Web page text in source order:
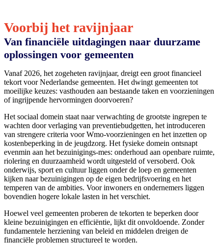
Voorbij het ravijnjaar
Van financiële uitdagingen naar duurzame
oplossingen voor gemeenten
Vanaf 2026, het zogeheten ravijnjaar, dreigt een groot financieel
tekort voor Nederlandse gemeenten. Het dwingt gemeenten tot
moeilijke keuzes: vasthouden aan bestaande taken en voorzieningen
of ingrijpende hervormingen doorvoeren?
Het sociaal domein staat naar verwachting de grootste ingrepen te
wachten door verlaging van preventiebudgetten, het introduceren
van strengere criteria voor Wmo-voorzieningen en het inzetten op
kostenbeperking in de jeugdzorg. Het fysieke domein ontsnapt
evenmin aan het bezuinigings-mes: onderhoud aan openbare ruimte,
riolering en duurzaamheid wordt uitgesteld of versoberd. Ook
onderwijs, sport en cultuur liggen onder de loep en gemeenten
kijken naar bezuinigingen op de eigen bedrijfsvoering en het
temperen van de ambities. Voor inwoners en ondernemers liggen
bovendien hogere lokale lasten in het verschiet.
Hoewel veel gemeenten proberen de tekorten te beperken door
kleine bezuinigingen en efficiëntie, lijkt dit onvoldoende. Zonder
fundamentele herziening van beleid en middelen dreigen de
financiële problemen structureel te worden.